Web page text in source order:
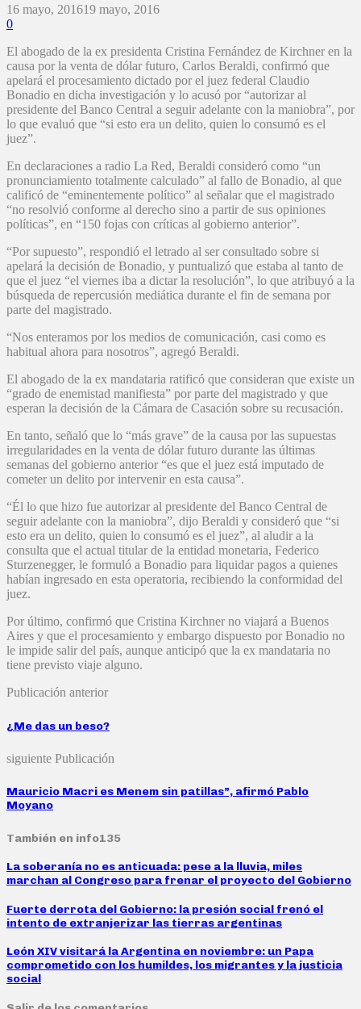
16 mayo, 201619 mayo, 2016
0
El abogado de la ex presidenta Cristina Fernández de Kirchner en la
causa por la venta de dólar futuro, Carlos Beraldi, confirmó que
apelará el procesamiento dictado por el juez federal Claudio
Bonadio en dicha investigación y lo acusó por “autorizar al
presidente del Banco Central a seguir adelante con la maniobra”, por
lo que evaluó que “si esto era un delito, quien lo consumó es el
juez”.
En declaraciones a radio La Red, Beraldi consideró como “un
pronunciamiento totalmente calculado” al fallo de Bonadio, al que
calificó de “eminentemente político” al señalar que el magistrado
“no resolvió conforme al derecho sino a partir de sus opiniones
políticas”, en “150 fojas con críticas al gobierno anterior”.
“Por supuesto”, respondió el letrado al ser consultado sobre si
apelará la decisión de Bonadio, y puntualizó que estaba al tanto de
que el juez “el viernes iba a dictar la resolución”, lo que atribuyó a la
búsqueda de repercusión mediática durante el fin de semana por
parte del magistrado.
“Nos enteramos por los medios de comunicación, casi como es
habitual ahora para nosotros”, agregó Beraldi.
El abogado de la ex mandataria ratificó que consideran que existe un
“grado de enemistad manifiesta” por parte del magistrado y que
esperan la decisión de la Cámara de Casación sobre su recusación.
En tanto, señaló que lo “más grave” de la causa por las supuestas
irregularidades en la venta de dólar futuro durante las últimas
semanas del gobierno anterior “es que el juez está imputado de
cometer un delito por intervenir en esta causa”.
“Él lo que hizo fue autorizar al presidente del Banco Central de
seguir adelante con la maniobra”, dijo Beraldi y consideró que “si
esto era un delito, quien lo consumó es el juez”, al aludir a la
consulta que el actual titular de la entidad monetaria, Federico
Sturzenegger, le formuló a Bonadio para liquidar pagos a quienes
habían ingresado en esta operatoria, recibiendo la conformidad del
juez.
Por último, confirmó que Cristina Kirchner no viajará a Buenos
Aires y que el procesamiento y embargo dispuesto por Bonadio no
le impide salir del país, aunque anticipó que la ex mandataria no
tiene previsto viaje alguno.
Publicación anterior
¿Me das un beso?
siguiente Publicación
Mauricio Macri es Menem sin patillas”, afirmó Pablo
Moyano
También en info135
La soberanía no es anticuada: pese a la lluvia, miles
marchan al Congreso para frenar el proyecto del Gobierno
Fuerte derrota del Gobierno: la presión social frenó el
intento de extranjerizar las tierras argentinas
León XIV visitará la Argentina en noviembre: un Papa
comprometido con los humildes, los migrantes y la justicia
social